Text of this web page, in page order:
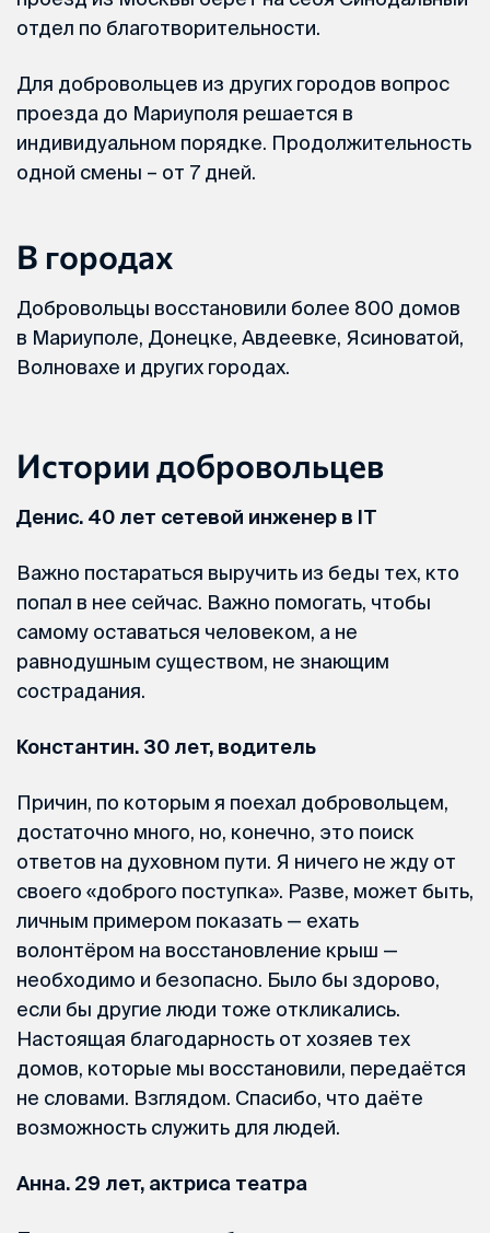
отдел по благотворительности.
Для добровольцев из других городов вопрос
проезда до Мариуполя решается в
индивидуальном порядке. Продолжительность
одной смены – от 7 дней.
В городах
Добровольцы восстановили более 800 домов
в Мариуполе, Донецке, Авдеевке, Ясиноватой,
Волновахе и других городах.
Истории добровольцев
Денис. 40 лет сетевой инженер в IT
Важно постараться выручить из беды тех, кто
попал в нее сейчас. Важно помогать, чтобы
самому оставаться человеком, а не
равнодушным существом, не знающим
сострадания.
Константин. 30 лет, водитель
Причин, по которым я поехал добровольцем,
достаточно много, но, конечно, это поиск
ответов на духовном пути. Я ничего не жду от
своего «доброго поступка». Разве, может быть,
личным примером показать — ехать
волонтёром на восстановление крыш —
необходимо и безопасно. Было бы здорово,
если бы другие люди тоже откликались.
Настоящая благодарность от хозяев тех
домов, которые мы восстановили, передаётся
не словами. Взглядом. Спасибо, что даёте
возможность служить для людей.
Анна. 29 лет, актриса театра